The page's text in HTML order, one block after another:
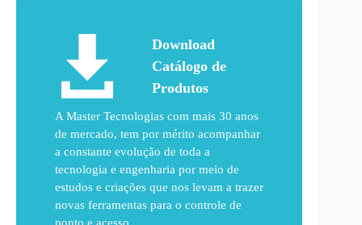
Download
Catálogo de
Produtos
A Master Tecnologias com mais 30 anos
de mercado, tem por mérito acompanhar
a constante evolução de toda a
tecnologia e engenharia por meio de
estudos e criações que nos levam a trazer
novas ferramentas para o controle de